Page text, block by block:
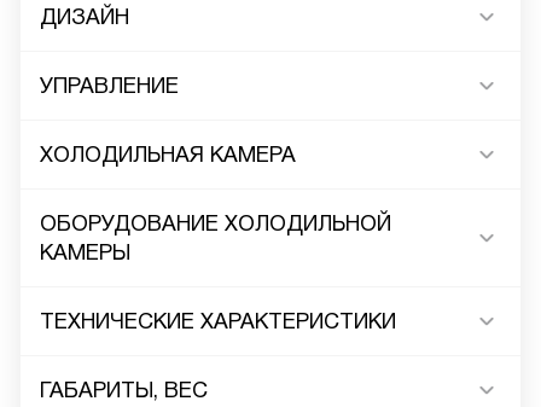
ДИЗАЙН
УПРАВЛЕНИЕ
ХОЛОДИЛЬНАЯ КАМЕРА
ОБОРУДОВАНИЕ ХОЛОДИЛЬНОЙ
КАМЕРЫ
ТЕХНИЧЕСКИЕ ХАРАКТЕРИСТИКИ
ГАБАРИТЫ, ВЕС